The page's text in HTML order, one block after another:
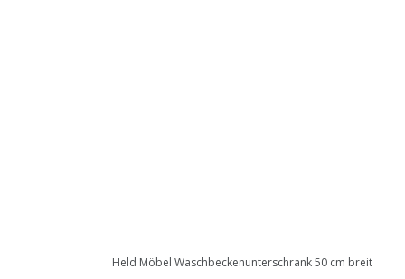
Held Möbel Waschbeckenunterschrank 50 cm breit